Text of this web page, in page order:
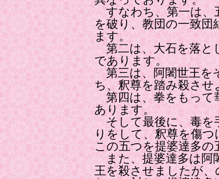
すなわち、第一は、
を破り、教団の一致
ます。
第二は、大石を落と
であります。
第三は、阿闍世王を
ち、釈尊を踏み殺さ
第四は、拳をもって
あります。
そして最後に、毒を
りをして、釈尊を傷
この五つを提婆達多
また、提婆達多は阿
王を殺させましたが